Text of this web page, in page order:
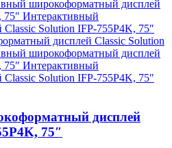
дисплей
75″